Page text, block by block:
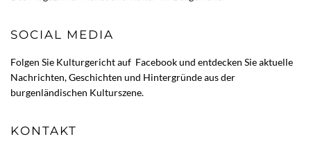
SOCIAL MEDIA
Folgen Sie Kulturgericht auf Facebookund entdecken Sie aktuelle
Nachrichten, Geschichten und Hintergründe aus der
burgenländischen Kulturszene.
KONTAKT